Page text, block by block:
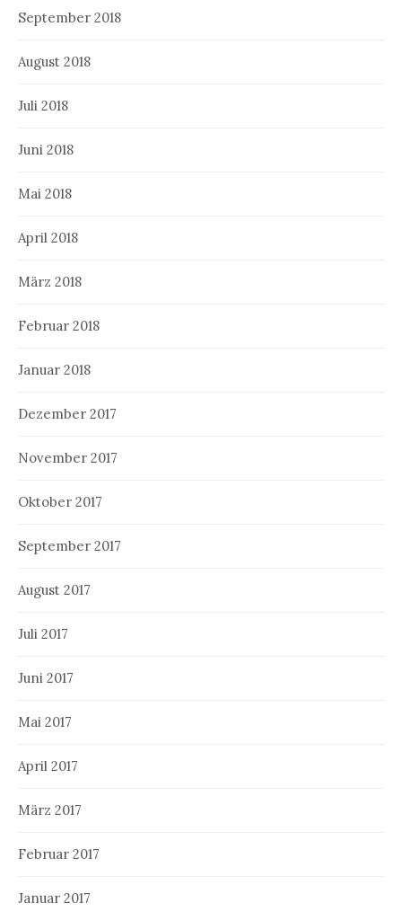
September 2018
August 2018
Juli 2018
Juni 2018
Mai 2018
April 2018
März 2018
Februar 2018
Januar 2018
Dezember 2017
November 2017
Oktober 2017
September 2017
August 2017
Juli 2017
Juni 2017
Mai 2017
April 2017
März 2017
Februar 2017
Januar 2017